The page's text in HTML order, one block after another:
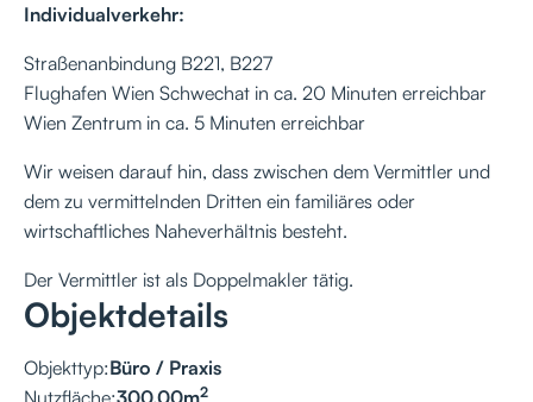
Individualverkehr:
Straßenanbindung B221, B227
Flughafen Wien Schwechat in ca. 20 Minuten erreichbar
Wien Zentrum in ca. 5 Minuten erreichbar
Wir weisen darauf hin, dass zwischen dem Vermittler und
dem zu vermittelnden Dritten ein familiäres oder
wirtschaftliches Naheverhältnis besteht.
Der Vermittler ist als Doppelmakler tätig.
Objektdetails
Objekttyp:Büro / Praxis
Nutzfläche:300,00m2